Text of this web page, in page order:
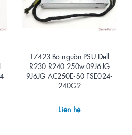
17423 Bộ nguồn PSU Dell
R230 R240 250w 09J6JG
9J6JG AC250E-S0 FSE024-
240G2
Liên hệ